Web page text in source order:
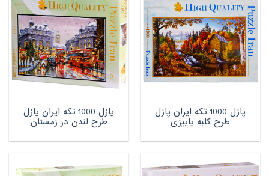
پازل 1000 تکه ایران پازل
طرح کلبه پاییزی
پازل 1000 تکه ایران پازل
طرح لندن در زمستان